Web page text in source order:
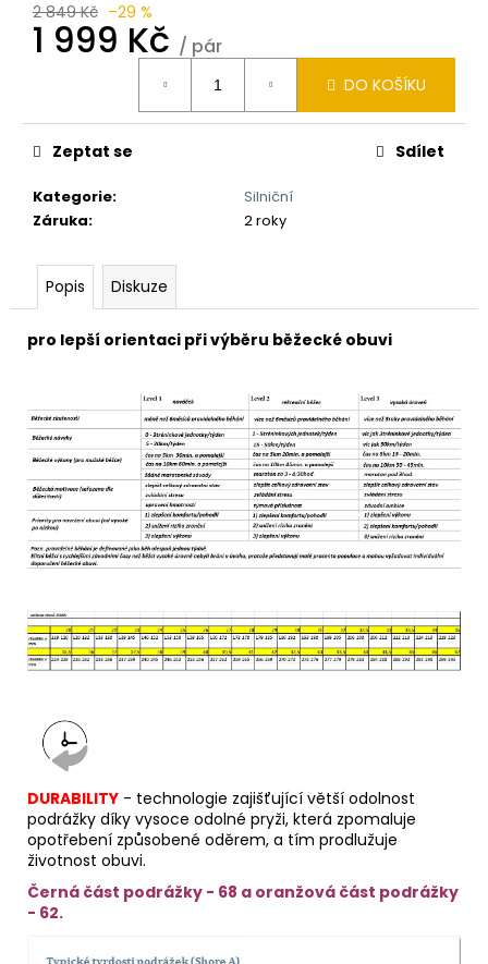
2 849 Kč –29 %
1 999 Kč / pár
DO KOŠÍKU
Kategorie:
Silniční
Záruka: 2 roky
Zeptat se Sdílet
Popis Diskuze
pro lepší orientaci při výběru běžecké obuvi
DURABILITY - technologie zajišťující větší odolnost
podrážky díky vysoce odolné pryži, která zpomaluje
opotřebení způsobené oděrem, a tím prodlužuje
životnost obuvi.
Černá část podrážky - 68 a oranžová část podrážky
- 62.